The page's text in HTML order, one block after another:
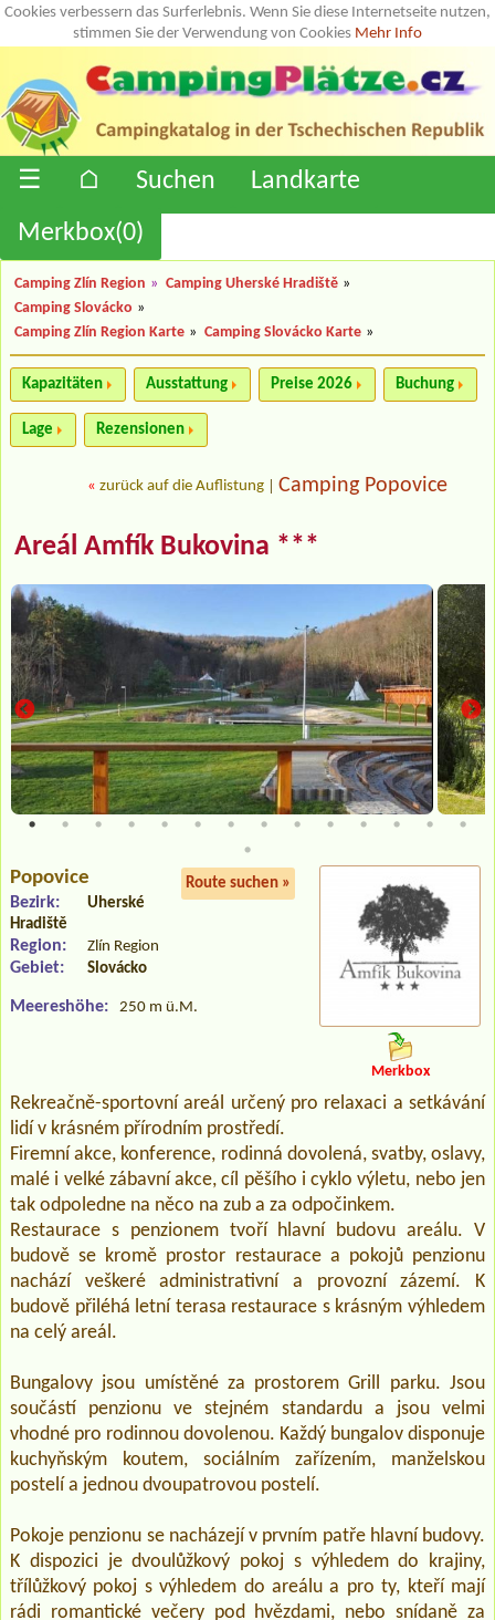
Cookies verbessern das Surferlebnis. Wenn Sie diese Internetseite nutzen,
stimmen Sie der Verwendung von Cookies Mehr Info
☰ ⌂ Suchen
Landkarte
Merkbox(0)
Camping Zlín Region » Camping Uherské Hradiště »
Camping Slovácko »
Camping Zlín Region Karte » Camping Slovácko Karte »
Kapazitäten Ausstattung Preise 2026 Buchung
Lage Rezensionen
« zurück auf die Auflistung Camping Popovice
Areál Amfík Bukovina ***
Popovice Route suchen »
Bezirk:
Uherské
Hradiště
Region: Zlín Region
Gebiet: Slovácko
Meereshöhe: 250 m ü.M.
Merkbox
Rekreačně-sportovní areál určený pro relaxaci a setkávání
lidí v krásném přírodním prostředí.
Firemní akce, konference, rodinná dovolená, svatby, oslavy,
malé i velké zábavní akce, cíl pěšího i cyklo výletu, nebo jen
tak odpoledne na něco na zub a za odpočinkem.
Restaurace s penzionem tvoří hlavní budovu areálu. V
budově se kromě prostor restaurace a pokojů penzionu
nachází veškeré administrativní a provozní zázemí. K
budově přiléhá letní terasa restaurace s krásným výhledem
na celý areál.
Bungalovy jsou umístěné za prostorem Grill parku. Jsou
součástí penzionu ve stejném standardu a jsou velmi
vhodné pro rodinnou dovolenou. Každý bungalov disponuje
kuchyňským koutem, sociálním zařízením, manželskou
postelí a jednou dvoupatrovou postelí.
Pokoje penzionu se nacházejí v prvním patře hlavní budovy.
K dispozici je dvoulůžkový pokoj s výhledem do krajiny,
třílůžkový pokoj s výhledem do areálu a pro ty, kteří mají
rádi romantické večery pod hvězdami, nebo snídaně za